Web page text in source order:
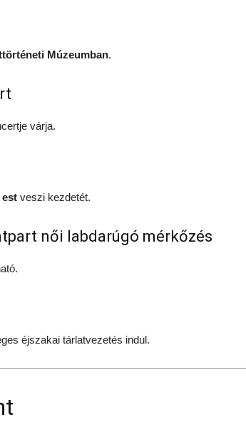
Múzeumban.
várja.
est veszi kezdetét.
női labdarúgó mérkőzés
éjszakai tárlatvezetés indul.